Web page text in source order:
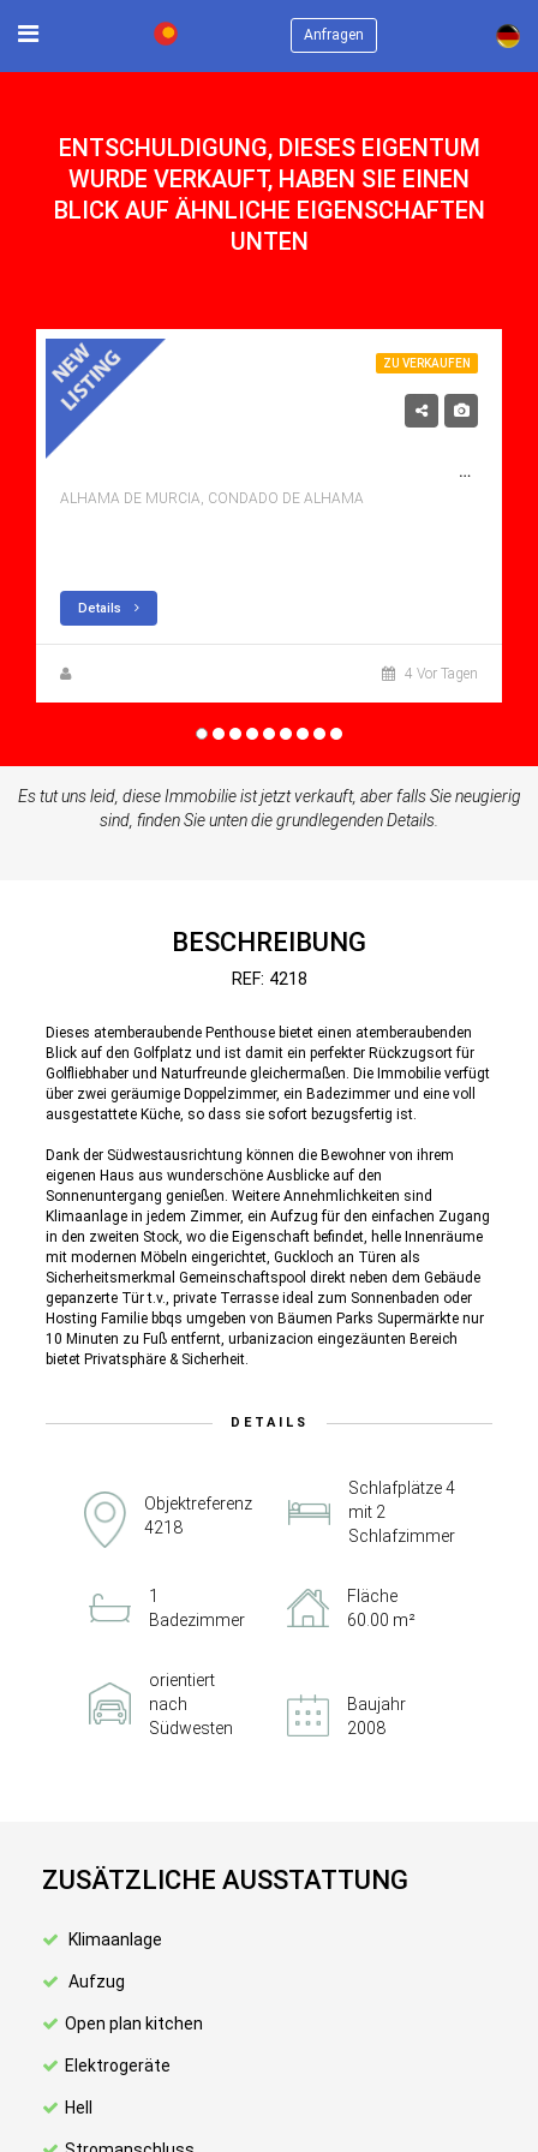
Anfragen ×
ENTSCHULDIGUNG, DIESES EIGENTUM
WURDE VERKAUFT, HABEN SIE EINEN
BLICK AUF ÄHNLICHE EIGENSCHAFTEN
UNTEN
ZU VERKAUFEN
119,900€
ZU VERKAUFEN APARTMENT IN CONDADO DE ALHAMA, ALHAMA DE MURCIA MIT POOL
ALHAMA DE MURCIA, CONDADO DE ALHAMA
Details
4 Vor Tagen
Es tut uns leid, diese Immobilie ist jetzt verkauft, aber falls Sie neugierig
sind, finden Sie unten die grundlegenden Details.
BESCHREIBUNG
REF: 4218
Dieses atemberaubende Penthouse bietet einen atemberaubenden
Blick auf den Golfplatz und ist damit ein perfekter Rückzugsort für
Golfliebhaber und Naturfreunde gleichermaßen. Die Immobilie verfügt
über zwei geräumige Doppelzimmer, ein Badezimmer und eine voll
ausgestattete Küche, so dass sie sofort bezugsfertig ist.
Dank der Südwestausrichtung können die Bewohner von ihrem
eigenen Haus aus wunderschöne Ausblicke auf den
Sonnenuntergang genießen. Weitere Annehmlichkeiten sind
Klimaanlage in jedem Zimmer, ein Aufzug für den einfachen Zugang
in den zweiten Stock, wo die Eigenschaft befindet, helle Innenräume
mit modernen Möbeln eingerichtet, Guckloch an Türen als
Sicherheitsmerkmal Gemeinschaftspool direkt neben dem Gebäude
gepanzerte Tür t.v., private Terrasse ideal zum Sonnenbaden oder
Hosting Familie bbqs umgeben von Bäumen Parks Supermärkte nur
10 Minuten zu Fuß entfernt, urbanizacion eingezäunten Bereich
bietet Privatsphäre & Sicherheit.
DETAILS
Objektreferenz
4218
Schlafplätze 4
mit 2
Schlafzimmer
1
Badezimmer
Fläche
60.00 m²
orientiert
nach
Südwesten
Baujahr
2008
ZUSÄTZLICHE AUSSTATTUNG
Klimaanlage
Aufzug
Open plan kitchen
Elektrogeräte
Hell